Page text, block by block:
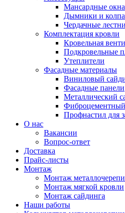
Мансардные окна
Дымники и
Чердачные
Комплектация кровли
Кровельная
Подкровельные
Утеплители
Фасадные материалы
Виниловый
Фасадные панели
Металлический
Профнастил для
О нас
Вакансии
Вопрос-ответ
Доставка
Прайс-листы
Монтаж
Монтаж
Монтаж мягкой кровли
Монтаж сайдинга
Наши работы